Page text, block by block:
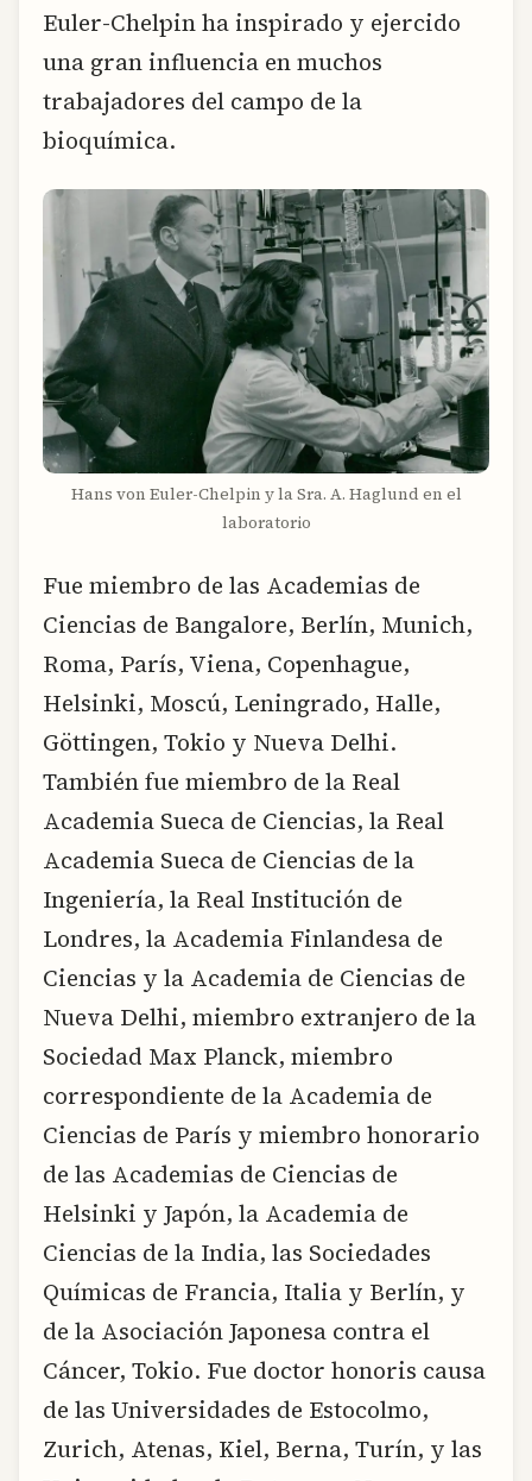
Euler-Chelpin ha inspirado y ejercido
una gran influencia en muchos
trabajadores del campo de la
bioquímica.
Hans von Euler-Chelpin y la Sra. A. Haglund en el
laboratorio
Fue miembro de las Academias de
Ciencias de Bangalore, Berlín, Munich,
Roma, París, Viena, Copenhague,
Helsinki, Moscú, Leningrado, Halle,
Göttingen, Tokio y Nueva Delhi.
También fue miembro de la Real
Academia Sueca de Ciencias, la Real
Academia Sueca de Ciencias de la
Ingeniería, la Real Institución de
Londres, la Academia Finlandesa de
Ciencias y la Academia de Ciencias de
Nueva Delhi, miembro extranjero de la
Sociedad Max Planck, miembro
correspondiente de la Academia de
Ciencias de París y miembro honorario
de las Academias de Ciencias de
Helsinki y Japón, la Academia de
Ciencias de la India, las Sociedades
Químicas de Francia, Italia y Berlín, y
de la Asociación Japonesa contra el
Cáncer, Tokio. Fue doctor honoris causa
de las Universidades de Estocolmo,
Zurich, Atenas, Kiel, Berna, Turín, y las